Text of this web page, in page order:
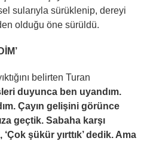
sularıyla sürüklenip, dereyi
olduğu öne sürüldü.
belirten Turan
duyunca ben uyandım.
Çayın gelişini görünce
geçtik. Sabaha karşı
şükür yırttık’ dedik. Ama